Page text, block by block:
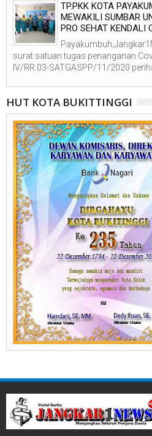
TP.PKK KOTA
MEWAKILI SUMBAR
PRO SEHAT KENDALI
surat satuan tugas penanganan
IV/RR.03-SATGASPP/11/2020
HUT KOTA BUKITTINGGI